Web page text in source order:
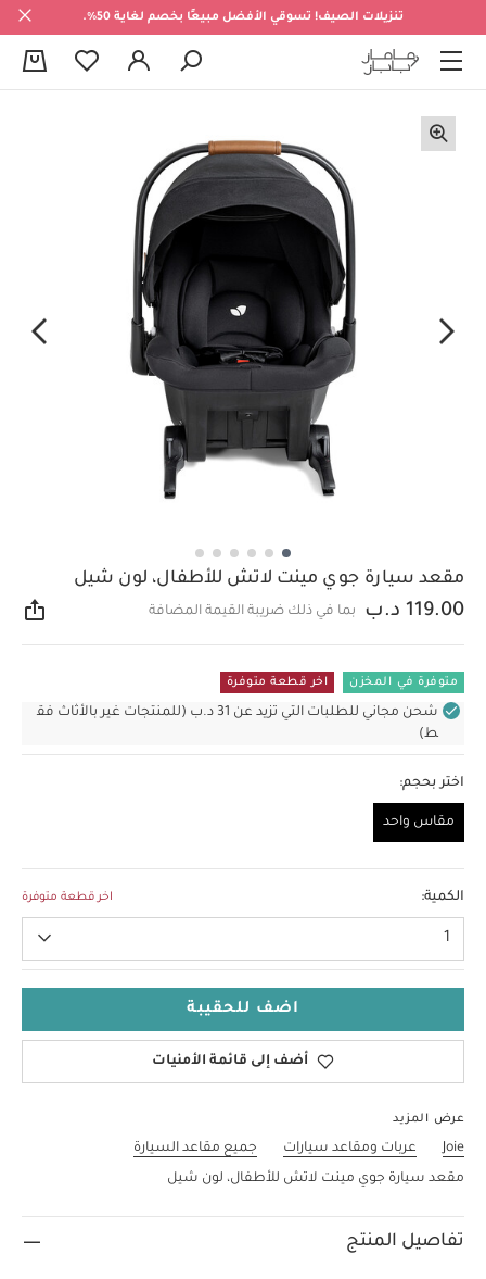
تنزيلات الصيف! تسوقي الأفضل مبيعًا بخصم لغاية 50%.
مقعد سيارة جوي مينت لاتش للأطفال، لون شيل
119.00 د.ب بما في ذلك ضريبة القيمة المضافة
متوفرة في المخزن اخر قطعة متوفرة
شحن مجاني للطلبات التي تزيد عن 31 د.ب (للمنتجات غير بالأثاث فق
ط)
اختر بحجم:
مقاس واحد
الكمية: اخر قطعة متوفرة
1
اضف للحقيبة
أضف إلى قائمة الأمنيات
عرض المزيد
Joie عربات ومقاعد سيارات
جميع مقاعد السيارة
مقعد سيارة جوي مينت لاتش للأطفال، لون شيل
تفاصيل المنتج